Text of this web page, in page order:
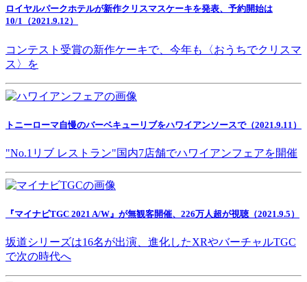
ロイヤルパークホテルが新作クリスマスケーキを発表、予約開始は
10/1（2021.9.12）
コンテスト受賞の新作ケーキで、今年も〈おうちでクリスマ
ス〉を
トニーローマ自慢のバーベキューリブをハワイアンソースで（2021.9.11）
"No.1リブ レストラン"国内7店舗でハワイアンフェアを開催
『マイナビTGC 2021 A/W』が無観客開催、226万人超が視聴（2021.9.5）
坂道シリーズは16名が出演、進化したXRやバーチャルTGC
で次の時代へ